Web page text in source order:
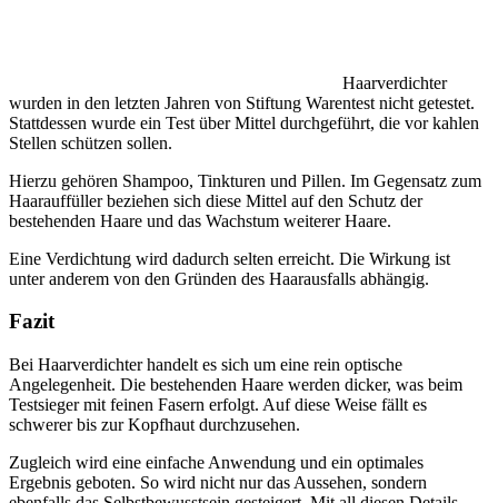
Haarverdichter
wurden in den letzten Jahren von Stiftung Warentest nicht getestet.
Stattdessen wurde ein Test über Mittel durchgeführt, die vor kahlen
Stellen schützen sollen.
Hierzu gehören Shampoo, Tinkturen und Pillen. Im Gegensatz zum
Haarauffüller beziehen sich diese Mittel auf den Schutz der
bestehenden Haare und das Wachstum weiterer Haare.
Eine Verdichtung wird dadurch selten erreicht. Die Wirkung ist
unter anderem von den Gründen des Haarausfalls abhängig.
Fazit
Bei Haarverdichter handelt es sich um eine rein optische
Angelegenheit. Die bestehenden Haare werden dicker, was beim
Testsieger mit feinen Fasern erfolgt. Auf diese Weise fällt es
schwerer bis zur Kopfhaut durchzusehen.
Zugleich wird eine einfache Anwendung und ein optimales
Ergebnis geboten. So wird nicht nur das Aussehen, sondern